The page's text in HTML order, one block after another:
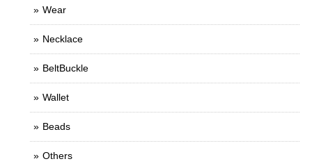
Wear
Necklace
BeltBuckle
Wallet
Beads
Others